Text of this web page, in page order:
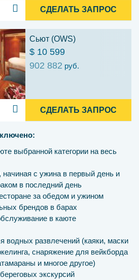
СДЕЛАТЬ ЗАПРОС
Сьют (OWS)
$ 10 599
902 882 руб.
СДЕЛАТЬ ЗАПРОС
выбранной категории на весь
начиная с ужина в первый день и
в последний день
за обедом и ужином
брендов в барах
в каюте
водных развлечений (каяки, маски
снаряжение для вейкборда
и многое другое)
экскурсий